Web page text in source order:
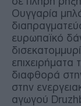
Ουγγαρία
ευρωπαϊκό
επιχειρήματα
διαφθορά
στην
αγωγού